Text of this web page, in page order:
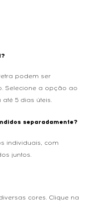
podem ser
Selecione a opção ao
5 dias úteis.
separadamente?
individuais, com
juntos.
cores. Clique na